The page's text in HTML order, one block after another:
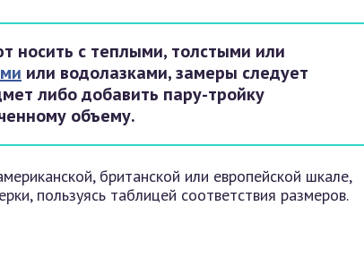
носить с теплыми, толстыми или
или водолазками, замеры следует
либо добавить пару-тройку
объему.
британской или европейской шкале,
пользуясь таблицей соответствия размеров.